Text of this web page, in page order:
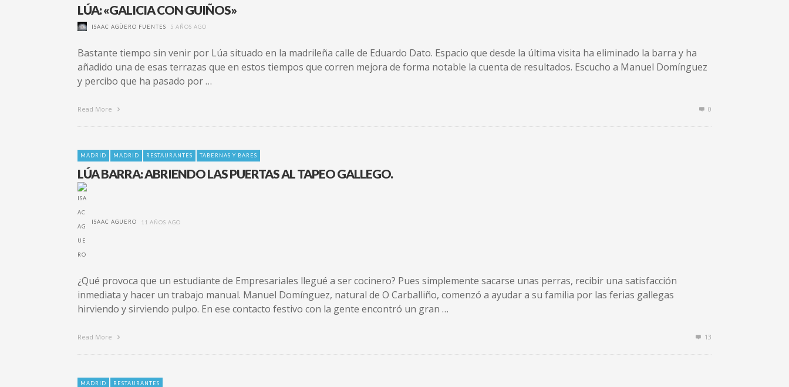
LÚA: «GALICIA CON GUIÑOS»
ISAAC AGÜERO FUENTES 5 AÑOS AGO
Bastante tiempo sin venir por Lúa situado en la madrileña calle de Eduardo Dato. Espacio que desde la última visita ha eliminado la barra y ha
añadido una de esas terrazas que en estos tiempos que corren mejora de forma notable la cuenta de resultados. Escucho a Manuel Domínguez
y percibo que ha pasado por …
Read More 0
MADRID MADRID RESTAURANTES TABERNAS Y BARES
LÚA BARRA: ABRIENDO LAS PUERTAS AL TAPEO GALLEGO.
ISAAC AGUERO 11 AÑOS AGO
¿Qué provoca que un estudiante de Empresariales llegué a ser cocinero? Pues simplemente sacarse unas perras, recibir una satisfacción
inmediata y hacer un trabajo manual. Manuel Domínguez, natural de O Carballiño, comenzó a ayudar a su familia por las ferias gallegas
hirviendo y sirviendo pulpo. En ese contacto festivo con la gente encontró un gran …
Read More 13
MADRID RESTAURANTES